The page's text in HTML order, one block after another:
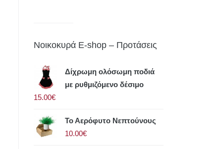
Νοικοκυρά E-shop – Προτάσεις
Δίχρωμη ολόσωμη ποδιά
με ρυθμιζόμενο δέσιμο
15.00€
Το Αερόφυτο Νεπτούνους
10.00€